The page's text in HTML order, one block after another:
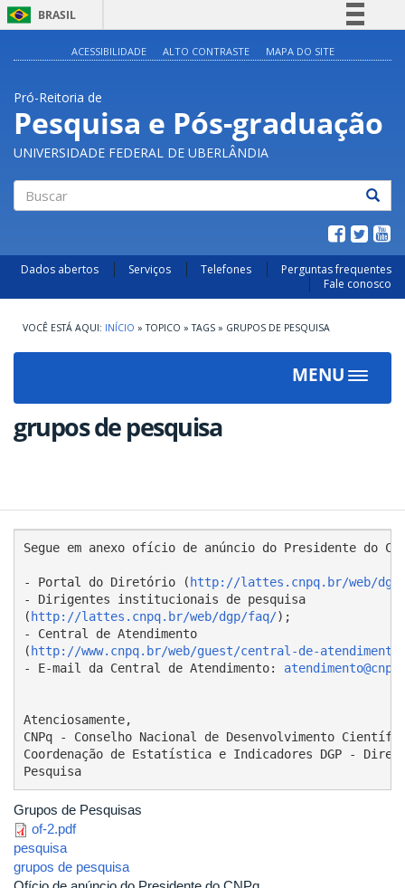
BRASIL
Acesso à informação
Legislação
Canais
ACESSIBILIDADE ALTO CONTRASTE MAPA DO SITE
Pró-Reitoria de
Pesquisa e Pós-graduação
UNIVERSIDADE FEDERAL DE UBERLÂNDIA
Dados abertos Serviços Telefones
Perguntas frequentes
Fale conosco
INÍCIO » TOPICO » TAGS » GRUPOS DE PESQUISA
MENU
Toggle
grupos de pesquisa
Segue em anexo ofício de anúncio do Presidente do
- Portal do Diretório ( http://lattes.cnpq.br/web/dgp
- Dirigentes institucionais de pesquisa
( http://lattes.cnpq.br/web/dgp/faq/);
- Central de Atendimento
( http://www.cnpq.br/web/guest/central-de-atendimento
- E-mail da Central de Atendimento:
Atenciosamente,
CNPq - Conselho Nacional de Desenvolvimento
Coordenação de Estatística e Indicadores DGP -
Grupos de Pesquisas
of-2.pdf
pesquisa
grupos de pesquisa